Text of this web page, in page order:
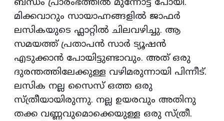
ബന്ധം പ്രാരംഭത്തില്‍ മുന്നോട്ട് പോയി.
മിക്കവാറും സായാഹ്നങ്ങളില്‍ ജാഫര്‍
ലസികയുടെ ഫ്ലാറ്റില്‍ ചിലവഴിച്ചു. ആ
സമയത്ത് പ്രതാപൻ സാർ ട്യൂഷൻ
എടുക്കാൻ പോയിട്ടുണ്ടാവും. അത് ഒരു
ദുരന്തത്തിലേക്കുള്ള വഴിമരുന്നായി പിന്നീട്.
ലസിക നല്ല സൈസ് ഒത്ത ഒരു
സ്ത്രീയായിരുന്നു. നല്ല ഉയരവും അതിനു
തക്ക വണ്ണവുമൊക്കെയുള്ള ഒരു സ്ത്രീ.